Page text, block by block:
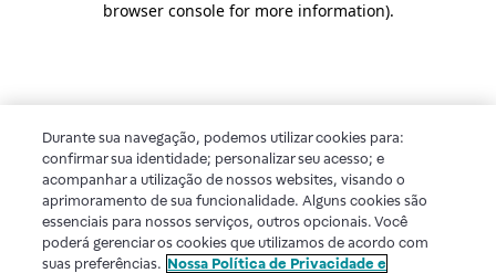
browser console for more information).
Durante sua navegação, podemos utilizar cookies para:
confirmar sua identidade; personalizar seu acesso; e
acompanhar a utilização de nossos websites, visando o
aprimoramento de sua funcionalidade. Alguns cookies são
essenciais para nossos serviços, outros opcionais. Você
poderá gerenciar os cookies que utilizamos de acordo com
suas preferências. Nossa Política de Privacidade e